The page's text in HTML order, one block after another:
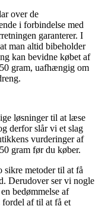
over de
i forbindelse med
garanterer. I
man altid bibeholder
kan bevidne købet af
gram, uafhængig om
løsninger til at læse
derfor slår vi et slag
vurderinger af
gram før du køber.
sikre metoder til at få
Derudover ser vi nogle
bedømmelse af
af til at få et